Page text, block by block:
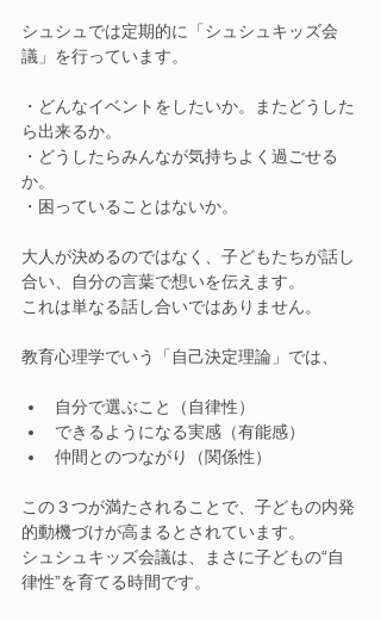
シュシュでは定期的に「シュシュキッズ会
議」を行っています。
・どんなイベントをしたいか。またどうした
ら出来るか。
・どうしたらみんなが気持ちよく過ごせる
か。
・困っていることはないか。
大人が決めるのではなく、子どもたちが話し
合い、自分の言葉で想いを伝えます。
これは単なる話し合いではありません。
教育心理学でいう「自己決定理論」では、
自分で選ぶこと（自律性）
できるようになる実感（有能感）
仲間とのつながり（関係性）
この３つが満たされることで、子どもの内発
的動機づけが高まるとされています。
シュシュキッズ会議は、まさに子どもの“自
律性”を育てる時間です。